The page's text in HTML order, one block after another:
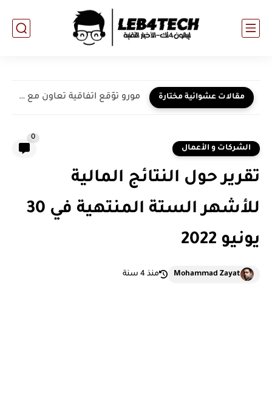
مقالات عشوائية مختارة مورو توّقع اتفاقية تعاون مع "ريد هات"Red Hat ...
الشركات و الأعمال
0
تقرير حول النتائج المالية
للأشهر الستة المنتهية في 30
يونيو 2022
Mohammad Zayat منذ 4 سنة